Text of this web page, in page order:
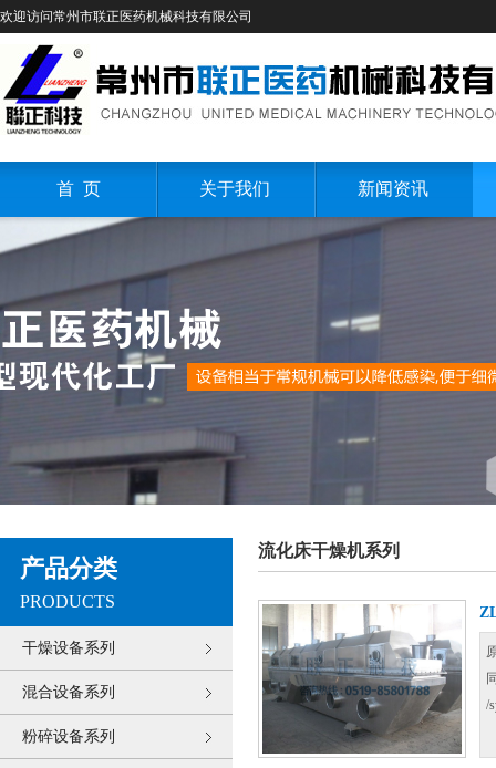
欢迎访问常州市联正医药机械科技有限公司
首 页 关于我们 新闻资讯
产品分类
PRODUCTS
干燥设备系列
混合设备系列
粉碎设备系列
流化床干燥机系列
/